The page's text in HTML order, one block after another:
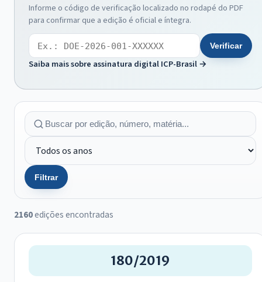
Informe o código de verificação localizado no rodapé do PDF
para confirmar que a edição é oficial e íntegra.
Código de verificação Verificar
Saiba mais sobre assinatura digital ICP-Brasil →
Filtrar
2160edições encontradas
180/2019